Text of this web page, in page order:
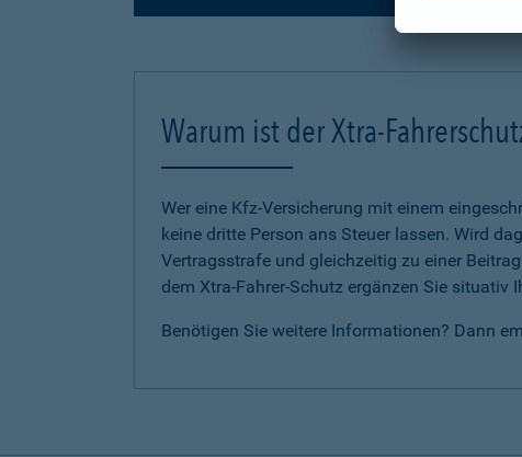
Warum ist der Xtra-
Wer eine Kfz-Versicherung mit einem
keine dritte Person ans Steuer lassen. Wird
Vertragsstrafe und gleichzeitig zu einer
dem Xtra-Fahrer-Schutz ergänzen Sie situativ
Benötigen Sie weitere Informationen? Dann